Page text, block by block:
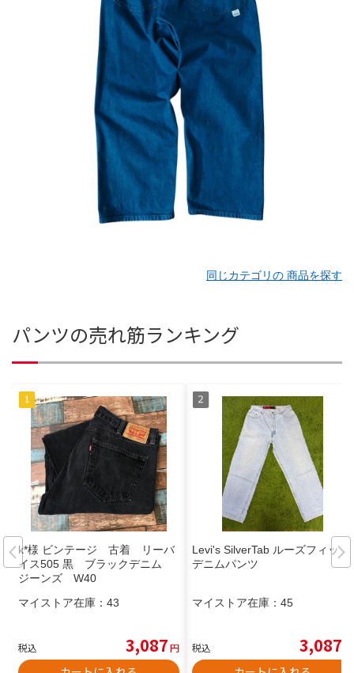
同じカテゴリの 商品を探す
パンツの売れ筋ランキング
k*様 ビンテージ 古着 リーバ
イス505 黒 ブラックデニム
ジーンズ W40
マイストア在庫： 43
税込 3,087円
Levi's SilverTab ルーズフィット
デニムパンツ
マイストア在庫： 45
税込 3,087